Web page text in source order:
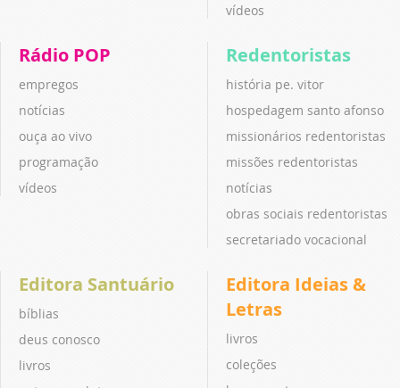
vídeos
Rádio POP
empregos
notícias
ouça ao vivo
programação
vídeos
Redentoristas
história pe. vitor
hospedagem santo afonso
missionários redentoristas
missões redentoristas
notícias
obras sociais redentoristas
secretariado vocacional
Editora Santuário
bíblias
deus conosco
livros
Editora Ideias &
Letras
livros
coleções